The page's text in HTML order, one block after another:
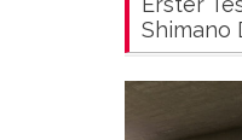
Shimano